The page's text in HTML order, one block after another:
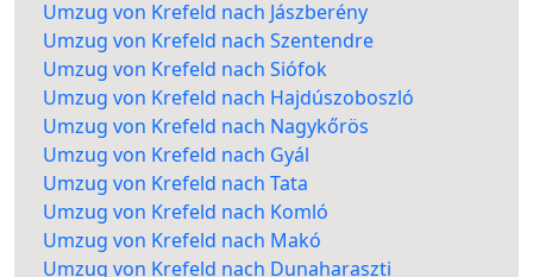
Umzug von Krefeld nach Jászberény
Umzug von Krefeld nach Szentendre
Umzug von Krefeld nach Siófok
Umzug von Krefeld nach Hajdúszoboszló
Umzug von Krefeld nach Nagykőrös
Umzug von Krefeld nach Gyál
Umzug von Krefeld nach Tata
Umzug von Krefeld nach Komló
Umzug von Krefeld nach Makó
Umzug von Krefeld nach Dunaharaszti